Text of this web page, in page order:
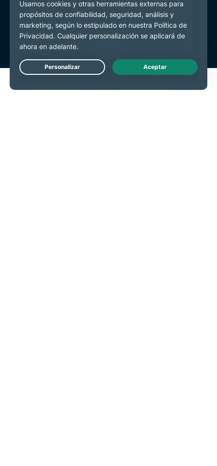
Política de Privacidad
Términos de Servicio
Preferencias de cookies
Live Chat